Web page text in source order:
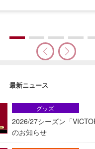
最新ニュース
2026/27シーズン「
のお知らせ
グッズ